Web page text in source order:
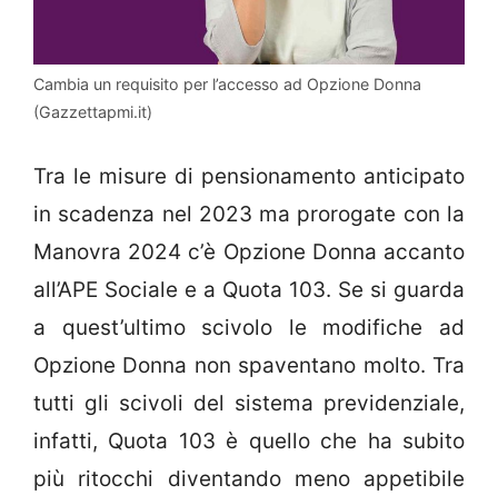
Cambia un requisito per l’accesso ad Opzione Donna
(Gazzettapmi.it)
Tra le misure di pensionamento anticipato
in scadenza nel 2023 ma prorogate con la
Manovra 2024 c’è Opzione Donna accanto
all’APE Sociale e a Quota 103. Se si guarda
a quest’ultimo scivolo le modifiche ad
Opzione Donna non spaventano molto. Tra
tutti gli scivoli del sistema previdenziale,
infatti, Quota 103 è quello che ha subito
più ritocchi diventando meno appetibile